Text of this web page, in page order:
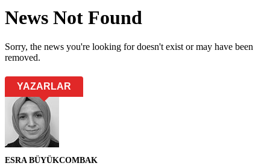
News Not Found
Sorry, the news you're looking for doesn't exist or may have been
removed.
YAZARLAR
ESRA BÜYÜKCOMBAK